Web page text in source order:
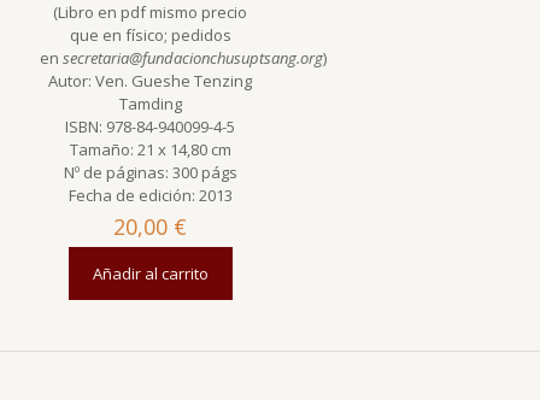
(Libro en pdf mismo precio
que en físico; pedidos
en secretaria@fundacionchusuptsang.org)
Autor: Ven. Gueshe Tenzing
Tamding
ISBN: 978-84-940099-4-5
Tamaño: 21 x 14,80 cm
Nº de páginas: 300 págs
Fecha de edición: 2013
20,00 €
Añadir al carrito